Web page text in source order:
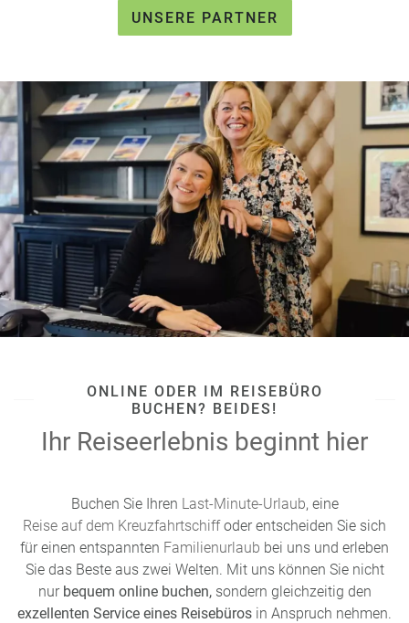
UNSERE PARTNER
ONLINE ODER IM REISEBÜRO
BUCHEN? BEIDES!
Ihr Reiseerlebnis beginnt hier
Buchen Sie Ihren Last-Minute-Urlaub, eine
Reise auf dem Kreuzfahrtschiffoder entscheiden Sie sich
für einen entspannten Familienurlaub bei uns und erleben
Sie das Beste aus zwei Welten. Mit uns können Sie nicht
nur bequem online buchen,sondern gleichzeitig den
exzellenten Service eines Reisebüros in Anspruch nehmen.